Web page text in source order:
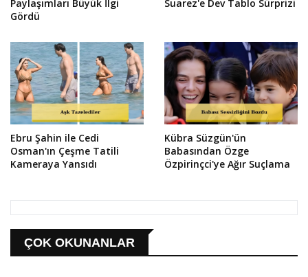
Paylaşımları Büyük İlgi
Gördü
Suarez'e Dev Tablo Sürprizi
Ebru Şahin ile Cedi
Osman'ın Çeşme Tatili
Kameraya Yansıdı
Kübra Süzgün'ün
Babasından Özge
Özpirinçci'ye Ağır Suçlama
ÇOK OKUNANLAR